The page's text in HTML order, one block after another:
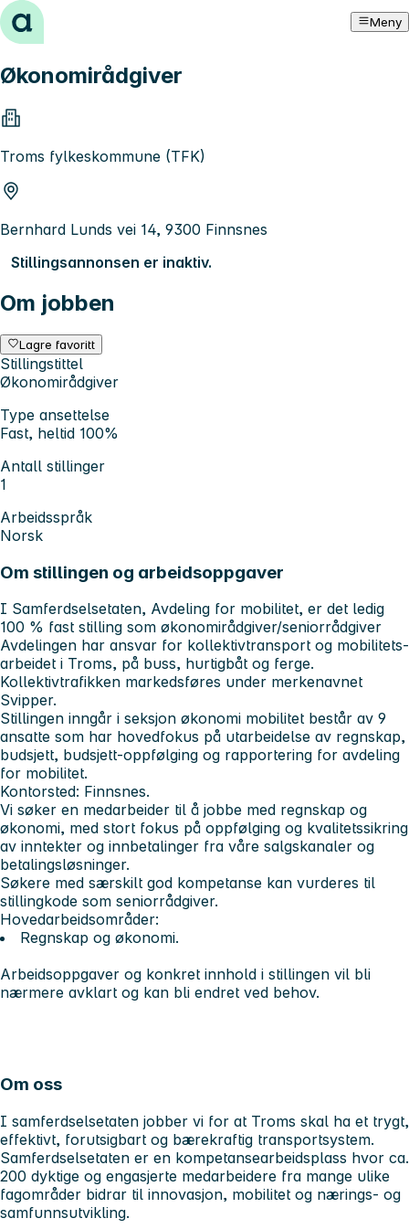
Hopp til innhold Meny
Økonomirådgiver
Troms fylkeskommune (TFK)
Bernhard Lunds vei 14, 9300 Finnsnes
Stillingsannonsen er inaktiv.
Om jobben
Lagre favoritt
Stillingstittel
Økonomirådgiver
Type ansettelse
Fast, heltid 100%
Antall stillinger
1
Arbeidsspråk
Norsk
Om stillingen og arbeidsoppgaver
I Samferdselsetaten, Avdeling for mobilitet, er det ledig
100 % fast stilling som økonomirådgiver/seniorrådgiver
Avdelingen har ansvar for kollektivtransport og mobilitets-
arbeidet i Troms, på buss, hurtigbåt og ferge.
Kollektivtrafikken markedsføres under merkenavnet
Svipper.
Stillingen inngår i seksjon økonomi mobilitet består av 9
ansatte som har hovedfokus på utarbeidelse av regnskap,
budsjett, budsjett-oppfølging og rapportering for avdeling
for mobilitet.
Kontorsted: Finnsnes.
Vi søker en medarbeider til å jobbe med regnskap og
økonomi, med stort fokus på oppfølging og kvalitetssikring
av inntekter og innbetalinger fra våre salgskanaler og
betalingsløsninger.
Søkere med særskilt god kompetanse kan vurderes til
stillingkode som seniorrådgiver.
Hovedarbeidsområder:
Regnskap og økonomi.
Arbeidsoppgaver og konkret innhold i stillingen vil bli
nærmere avklart og kan bli endret ved behov.
Om oss
I samferdselsetaten jobber vi for at Troms skal ha et trygt,
effektivt, forutsigbart og bærekraftig transportsystem.
Samferdselsetaten er en kompetansearbeidsplass hvor ca.
200 dyktige og engasjerte medarbeidere fra mange ulike
fagområder bidrar til innovasjon, mobilitet og nærings- og
samfunnsutvikling.